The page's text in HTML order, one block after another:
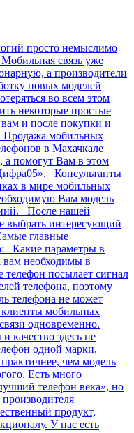
просто немыслимо
Мобильная связь уже
а производители
новых моделей
во всем этом
некоторые простые
и после покупки и
Продажа мобильных
в Махачкале
а помогут Вам в этом
Консультанты
в мире мобильных
Вам модель
После нашей
выбрать интересующий
главные
Какие параметры в
вам необходимы в
телефон посылает сигнал
телефона, поэтому
телефона не может
клиенты мобильных
одновременно.
качество здесь не
одной марки,
чем модель
Есть много
телефон века», но
продукт,
У нас есть